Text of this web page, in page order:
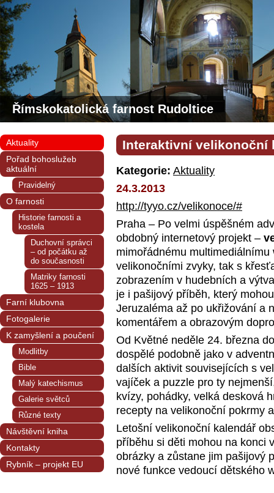
Římskokatolická farnost Rudoltice
Interaktivní velikonoční
Kategorie: Aktuality
24.3.2013
http://tyyo.cz/velikonoce/#
Praha – Po velmi úspěšném
obdobný internetový projekt –
mimořádnému
velikonočními zvyky, tak s
zobrazením v hudebních a
je i pašijový příběh, který
Jeruzaléma až po ukřižování a
komentářem a obrazovým
Od Květné neděle 24. března
dospělé podobně jako v
dalších aktivit souvisejících s
vajíček a puzzle pro ty
kvízy, pohádky, velká desková
recepty na velikonoční pokrmy
Letošní velikonoční kalendář
příběhu si děti mohou na konci
obrázky a zůstane jim pašijový
nové funkce vedoucí dětského
Aktuality
Pořad bohoslužeb
aktuální
Pravidelný
O farnosti
Historie farnosti a
kostela
Duchovní správci
– od počátku až
do současnosti
Matriky farnosti
1625 – 1913
Farní klubovna
Fotogalerie
K zamyšlení a poučení
Modlitby
Bible
Malý katechismus
Galerie světců
Různé texty
Návštěvní kniha
Kontakty
Rybník – projekt EU